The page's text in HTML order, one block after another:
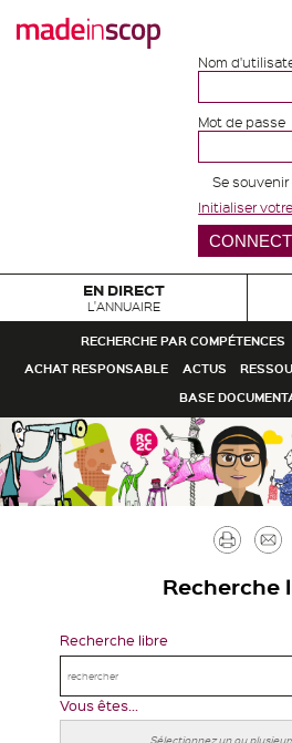
Nom
Mot de passe
Se souvenir
Initialiser
EN DIRECT
L'ANNUAIRE
RECHERCHE PAR COMPÉTENCES
ACHAT RESPONSABLE
ACTUS
BASE
Imprimer
Recherche
Recherche libre
Vous êtes...